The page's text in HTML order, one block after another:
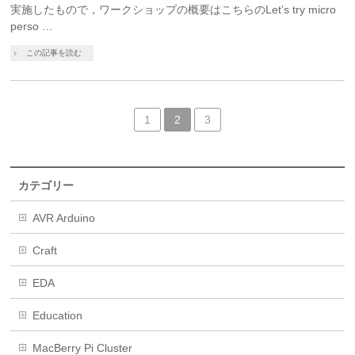
実施したもので，ワークショップの概要はこちらのLet’s try micro
perso …
この記事を読む
1 2 3
カテゴリー
AVR Arduino
Craft
EDA
Education
MacBerry Pi Cluster